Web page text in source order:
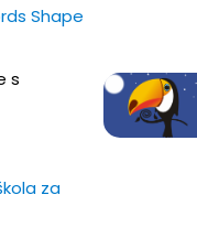
Shape
s
za